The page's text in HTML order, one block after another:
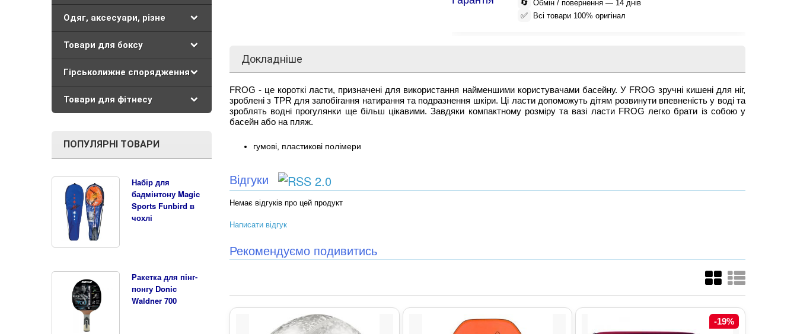
Одяг, аксесуари, різне
Товари для боксу
Гірськолижне спорядження
Товари для фітнесу
ПОПУЛЯРНІ ТОВАРИ
Набір для
бадмінтону Magic
Sports Funbird в
чохлі
Ракетка для пінг-
понгу Donic
Waldner 700
🔄 Обмін / повернення — 14 днів
✅ Всі товари 100% оригінал
Докладніше
FROG - це короткі ласти, призначені для використання найменшими користувачами басейну. У FROG зручні кишені для ніг,
зроблені з TPR для запобігання натирання та подразнення шкіри. Ці ласти допоможуть дітям розвинути впевненість у воді та
зроблять водні прогулянки ще більш цікавими. Завдяки компактному розміру та вазі ласти FROG легко брати із собою у
басейн або на пляж.
гумові, пластикові полімери
Відгуки
Немає відгуків про цей продукт
Написати відгук
Рекомендуємо подивитись
-19%